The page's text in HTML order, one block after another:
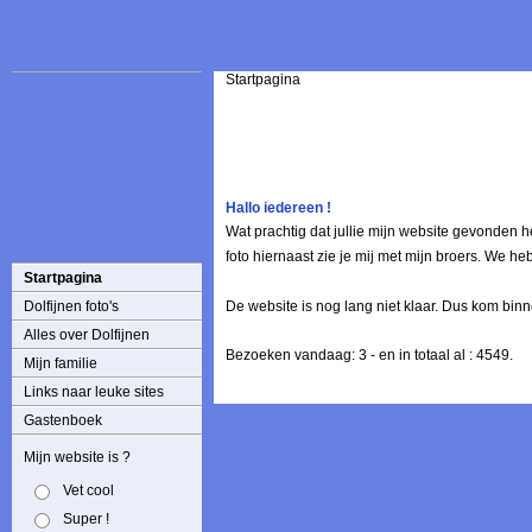
Startpagina
Dolfijnen foto's
Alles over Dolfijnen
Mijn familie
Links naar leuke sites
Gastenboek
Mijn website is ?
Vet cool
Super !
Startpagina
Hallo iedereen !
Wat prachtig dat jullie mijn website gevonden
foto hiernaast zie je mij met mijn broers. We
De website is nog lang niet klaar. Dus kom
Bezoeken vandaag: 3 - en in totaal al : 4549.